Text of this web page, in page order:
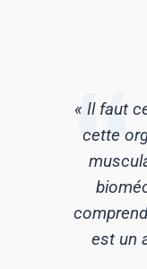
« Il faut
cette
est un